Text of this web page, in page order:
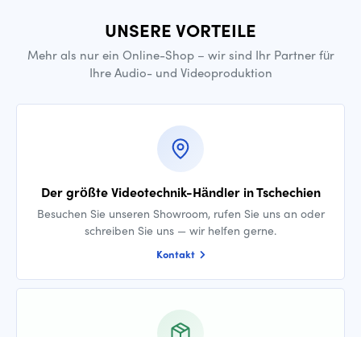
UNSERE VORTEILE
Mehr als nur ein Online-Shop – wir sind Ihr Partner für
Ihre Audio- und Videoproduktion
Der größte Videotechnik-Händler in Tschechien
Besuchen Sie unseren Showroom, rufen Sie uns an oder
schreiben Sie uns — wir helfen gerne.
Kontakt